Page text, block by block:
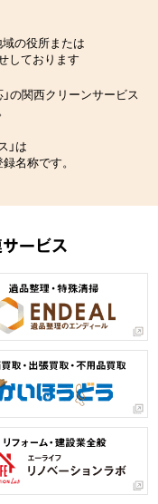
の役所または
しております
」の関西クリーンサービス
」は
名称です。
ービス